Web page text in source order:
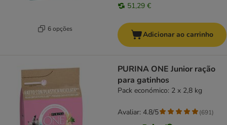
6 opções
51,29 €
Adicionar ao carrinho
PURINA ONE Junior ração
para gatinhos
Pack económico: 2 x 2,8 kg
Avaliar: 4.8/5 (691)